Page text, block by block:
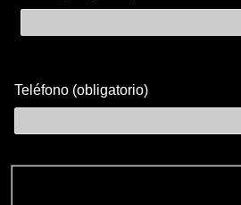
Teléfono (obligatorio)